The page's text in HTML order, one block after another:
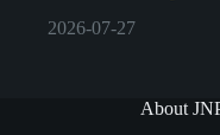
2026-07-27
About